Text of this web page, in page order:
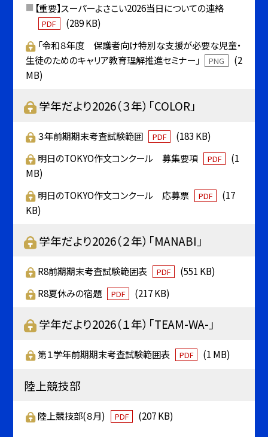
【重要】スーパーよさこい2026当日についての連絡
PDF
(289 KB)
「令和８年度 保護者向け特別な支援が必要な児童・
生徒のためのキャリア教育理解推進セミナー」
PNG
(2
MB)
学年だより2026（３年）「COLOR」
３年前期期末考査試験範囲 PDF
(183 KB)
明日のTOKYO作文コンクール 募集要項
PDF
(1
MB)
明日のTOKYO作文コンクール 応募票
PDF
(17
KB)
学年だより2026（２年）「MANABI」
R8前期期末考査試験範囲表 PDF
(551 KB)
R8夏休みの宿題
PDF (217 KB)
学年だより2026（１年）「TEAM-WA-」
第１学年前期期末考査試験範囲表 PDF (1 MB)
陸上競技部
陸上競技部(８月) PDF (207 KB)